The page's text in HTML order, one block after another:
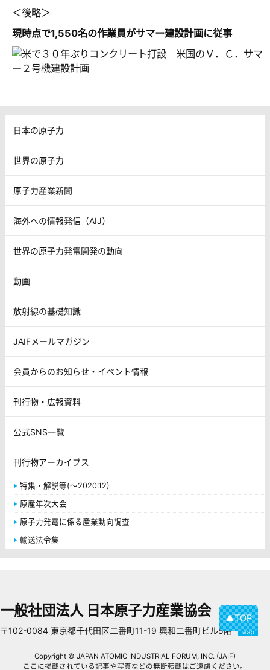
＜後略＞
現時点で1,550名の作業員がサマー建設計画に従事
日本の原子力
世界の原子力
原子力産業新聞
海外への情報発信（AIJ）
世界の原子力発電開発の動向
動画
放射線の基礎知識
JAIFメールマガジン
会員からのお知らせ・イベント情報
刊行物・広報資料
公式SNS一覧
刊行物アーカイブス
特集・解説等(～2020.12)
原産年次大会
原子力発電に係る産業動向調査
輸送法令集
▲TOP
一般社団法人 日本原子力産業協会
〒102-0084 東京都千代田区二番町11-19 興和二番町ビル5階
Copyright © JAPAN ATOMIC INDUSTRIAL FORUM, INC. (JAIF)
ここに掲載されている記事や写真などの無断転載はご遠慮ください。